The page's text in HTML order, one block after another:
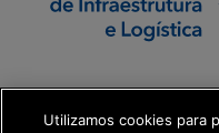
Executiva de
Transformação Digital
Utilizamos cookies para